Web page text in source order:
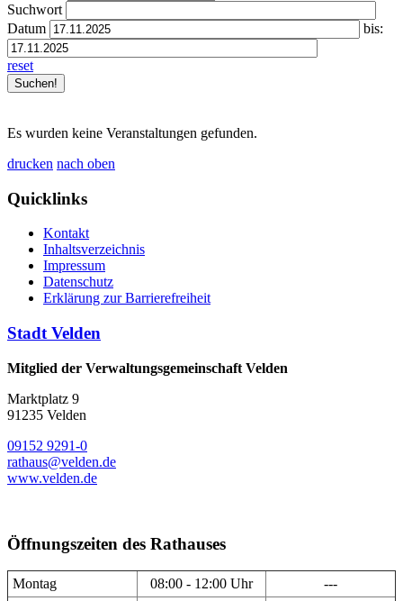
Suchwort
Datum
bis:
reset
Es wurden keine Veranstaltungen gefunden.
drucken nach oben
Quicklinks
Kontakt
Inhaltsverzeichnis
Impressum
Datenschutz
Erklärung zur Barrierefreiheit
Stadt Velden
Mitglied der Verwaltungsgemeinschaft Velden
Marktplatz 9
91235 Velden
09152 9291-0
rathaus@velden.de
www.velden.de
Öffnungszeiten des Rathauses
Montag 08:00 - 12:00 Uhr
---